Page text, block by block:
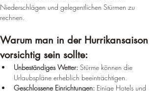
Niederschlägen und gelegentlichen Stürmen zu
rechnen.
Warum man in der Hurrikansaison
vorsichtig sein sollte:
Unbeständiges Wetter: Stürme können die
Urlaubspläne erheblich beeinträchtigen.
Geschlossene Einrichtungen: Einige Hotels und